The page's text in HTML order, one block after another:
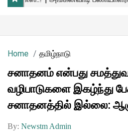
Home தமிழ்நாடு
சனாதனம் என்பது
வழிபாடுகளை இகழ்ந்து
சனாதனத்தில் இல்லை:
By: Newstm Admin